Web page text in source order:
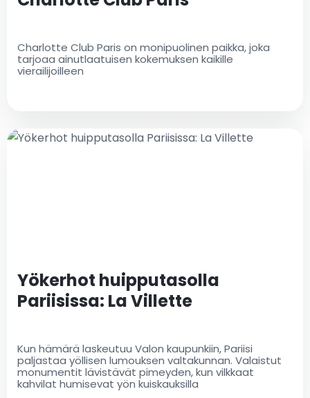
Charlotte Club Paris on monipuolinen paikka, joka
tarjoaa ainutlaatuisen kokemuksen kaikille
vierailijoilleen
Yökerhot huipputasolla
Pariisissa: La Villette
Kun hämärä laskeutuu Valon kaupunkiin, Pariisi
paljastaa yöllisen lumouksen valtakunnan. Valaistut
monumentit lävistävät pimeyden, kun vilkkaat
kahvilat humisevat yön kuiskauksilla